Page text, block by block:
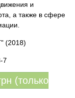
и
а также в сфере
(2018)
7
(только